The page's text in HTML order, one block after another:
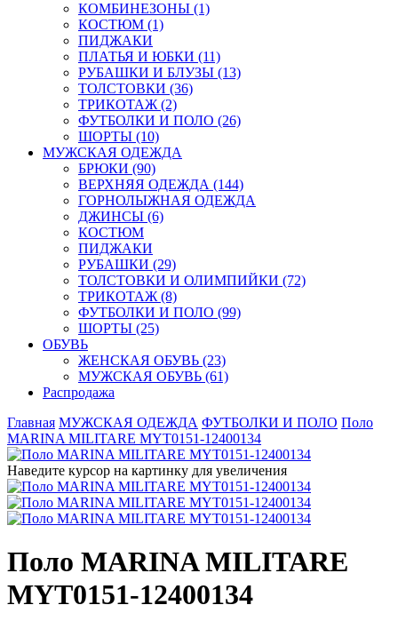
КОМБИНЕЗОНЫ (1)
КОСТЮМ (1)
ПИДЖАКИ
ПЛАТЬЯ И ЮБКИ (11)
РУБАШКИ И БЛУЗЫ (13)
ТОЛСТОВКИ (36)
ТРИКОТАЖ (2)
ФУТБОЛКИ И ПОЛО (26)
ШОРТЫ (10)
МУЖСКАЯ ОДЕЖДА
БРЮКИ (90)
ВЕРХНЯЯ ОДЕЖДА (144)
ГОРНОЛЫЖНАЯ ОДЕЖДА
ДЖИНСЫ (6)
КОСТЮМ
ПИДЖАКИ
РУБАШКИ (29)
ТОЛСТОВКИ И ОЛИМПИЙКИ (72)
ТРИКОТАЖ (8)
ФУТБОЛКИ И ПОЛО (99)
ШОРТЫ (25)
ОБУВЬ
ЖЕНСКАЯ ОБУВЬ (23)
МУЖСКАЯ ОБУВЬ (61)
Распродажа
Главная МУЖСКАЯ ОДЕЖДА ФУТБОЛКИ И ПОЛО Поло
MARINA MILITARE MYT0151-12400134
Наведите курсор на картинку для увеличения
Поло MARINA MILITARE
MYT0151-12400134